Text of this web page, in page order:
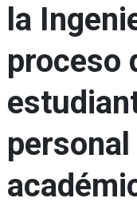
la
proceso
personal